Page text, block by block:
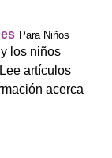
Para Niños
los niños
artículos
acerca